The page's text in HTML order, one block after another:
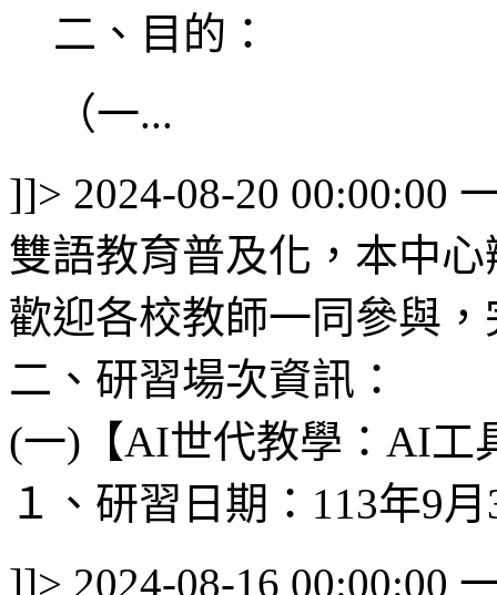
二、目的：
（一...
]]> 2024-08-20 00:00:00
雙語教育普及化，本中
歡迎各校教師一同參與
二、研習場次資訊：
(一)【AI世代教學：AI工
１、研習日期：113年9
]]> 2024-08-16 00:00:00